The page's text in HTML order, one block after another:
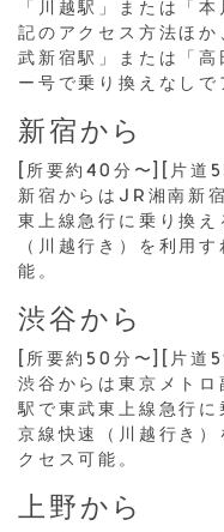
「川越駅」または「
記のアクセス方法ほか
武新宿駅」または「高
ー号で乗り換えなしで
新宿から
[所要約40分〜][片道
新宿からはJR湘南新
東上線急行に乗り換
（川越行き）を利用
能。
渋谷から
[所要約50分〜][片道
渋谷からは東京メトロ
駅で東武東上線急行
京線快速（川越行き）
クセス可能。
上野から